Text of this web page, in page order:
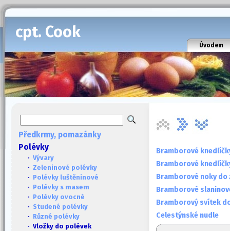
cpt. Cook
Úvodem
Předkrmy, pomazánky
Polévky
· Vývary
· Zeleninové polévky
· Polévky luštěninové
· Polévky s masem
· Polévky ovocné
· Studené polévky
· Různé polévky
· Vložky do polévek
Bramborové
Bramborové
Bramborové noky do
Bramborové
Bramborový svítek
Celestýnské nudle